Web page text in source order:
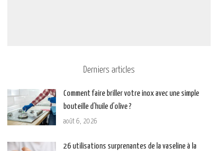
Derniers articles
Comment faire briller votre inox avec une simple
bouteille d’huile d’olive ?
août 6, 2026
26 utilisations surprenantes de la vaseline à la